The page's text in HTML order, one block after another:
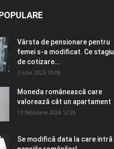
Vârsta de pensionare pentru
femei s-a modificat. Ce stagiu
de cotizare...
3 iulie 2023 10:06
Moneda românească care
valorează cât un apartament
13 februarie 2024 12:26
Se modifică data la care intră